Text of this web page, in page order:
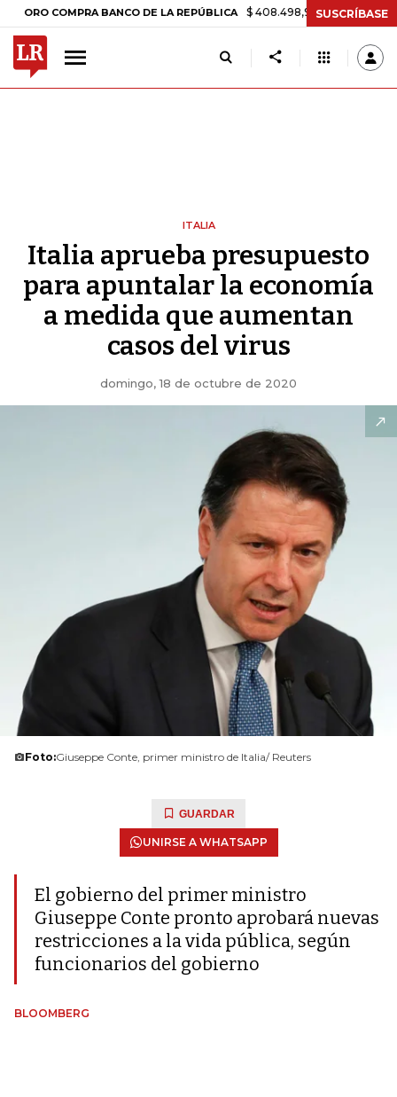
COMPRA BANCO DE LA REPÚBLICA $ 408.498,97 +$ 8.753,81 +2,19%
SUSCRÍBASE
ITALIA
Italia aprueba presupuesto
para apuntalar la economía
a medida que aumentan
casos del virus
domingo, 18 de octubre de 2020
Foto:Giuseppe Conte, primer ministro de Italia/ Reuters
GUARDAR
UNIRSE A WHATSAPP
El gobierno del primer ministro
Giuseppe Conte pronto aprobará nuevas
restricciones a la vida pública, según
funcionarios del gobierno
BLOOMBERG